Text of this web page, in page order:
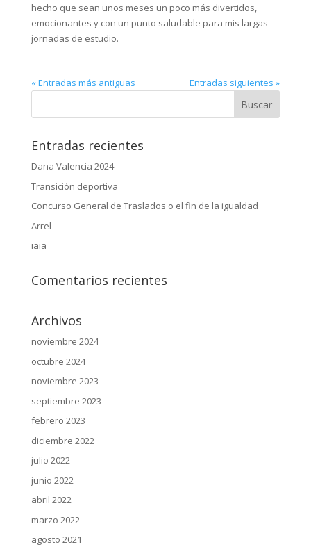
hecho que sean unos meses un poco más divertidos,
emocionantes y con un punto saludable para mis largas
jornadas de estudio.
« Entradas más antiguas Entradas siguientes »
Entradas recientes
Dana Valencia 2024
Transición deportiva
Concurso General de Traslados o el fin de la igualdad
Arrel
iaia
Comentarios recientes
Archivos
noviembre 2024
octubre 2024
noviembre 2023
septiembre 2023
febrero 2023
diciembre 2022
julio 2022
junio 2022
abril 2022
marzo 2022
agosto 2021